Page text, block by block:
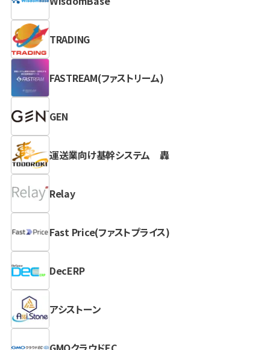
TRADING
FASTREAM(ファストリーム)
GEN
運送業向け基幹システム 轟
Relay
Fast Price(ファストプライス)
DecERP
アシストーン